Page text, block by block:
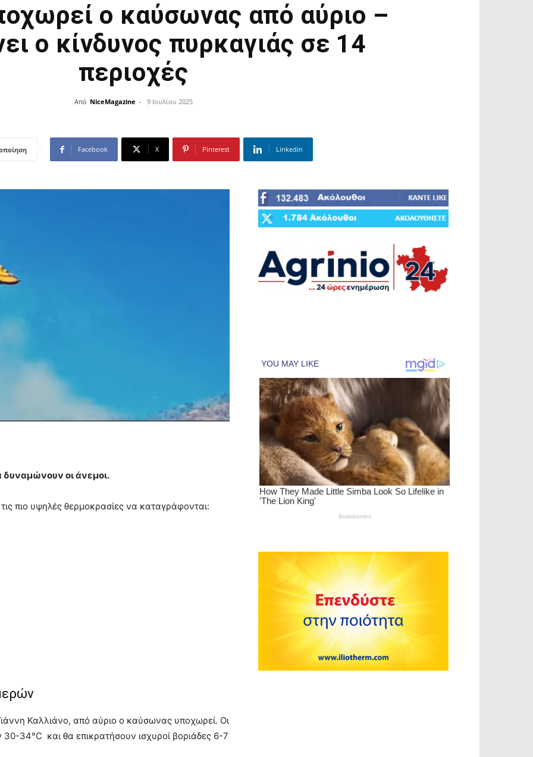
ο καύσωνας από αύριο –
ο κίνδυνος πυρκαγιάς σε 14
περιοχές
Από NiceMagazine - 9 Ιουλίου 2025
Facebook X Pinterest Linkedin
δυναμώνουν οι άνεμοι.
πιο υψηλές θερμοκρασίες να καταγράφονται:
Καλλιάνο, από αύριο ο καύσωνας υποχωρεί. Οι
30-34°C και θα επικρατήσουν ισχυροί βοριάδες 6-7